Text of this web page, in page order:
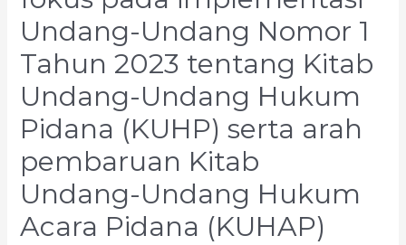
Undang-Undang Nomor 1
Tahun 2023 tentang Kitab
Undang-Undang Hukum
Pidana (KUHP) serta arah
pembaruan Kitab
Undang-Undang Hukum
Acara Pidana (KUHAP)